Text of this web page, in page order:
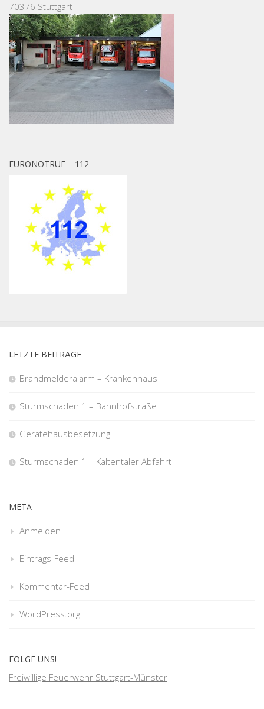
70376 Stuttgart
EURONOTRUF – 112
LETZTE BEITRÄGE
Brandmelderalarm – Krankenhaus
Sturmschaden 1 – Bahnhofstraße
Gerätehausbesetzung
Sturmschaden 1 – Kaltentaler Abfahrt
META
Anmelden
Eintrags-Feed
Kommentar-Feed
WordPress.org
FOLGE UNS!
Freiwillige Feuerwehr Stuttgart-Münster